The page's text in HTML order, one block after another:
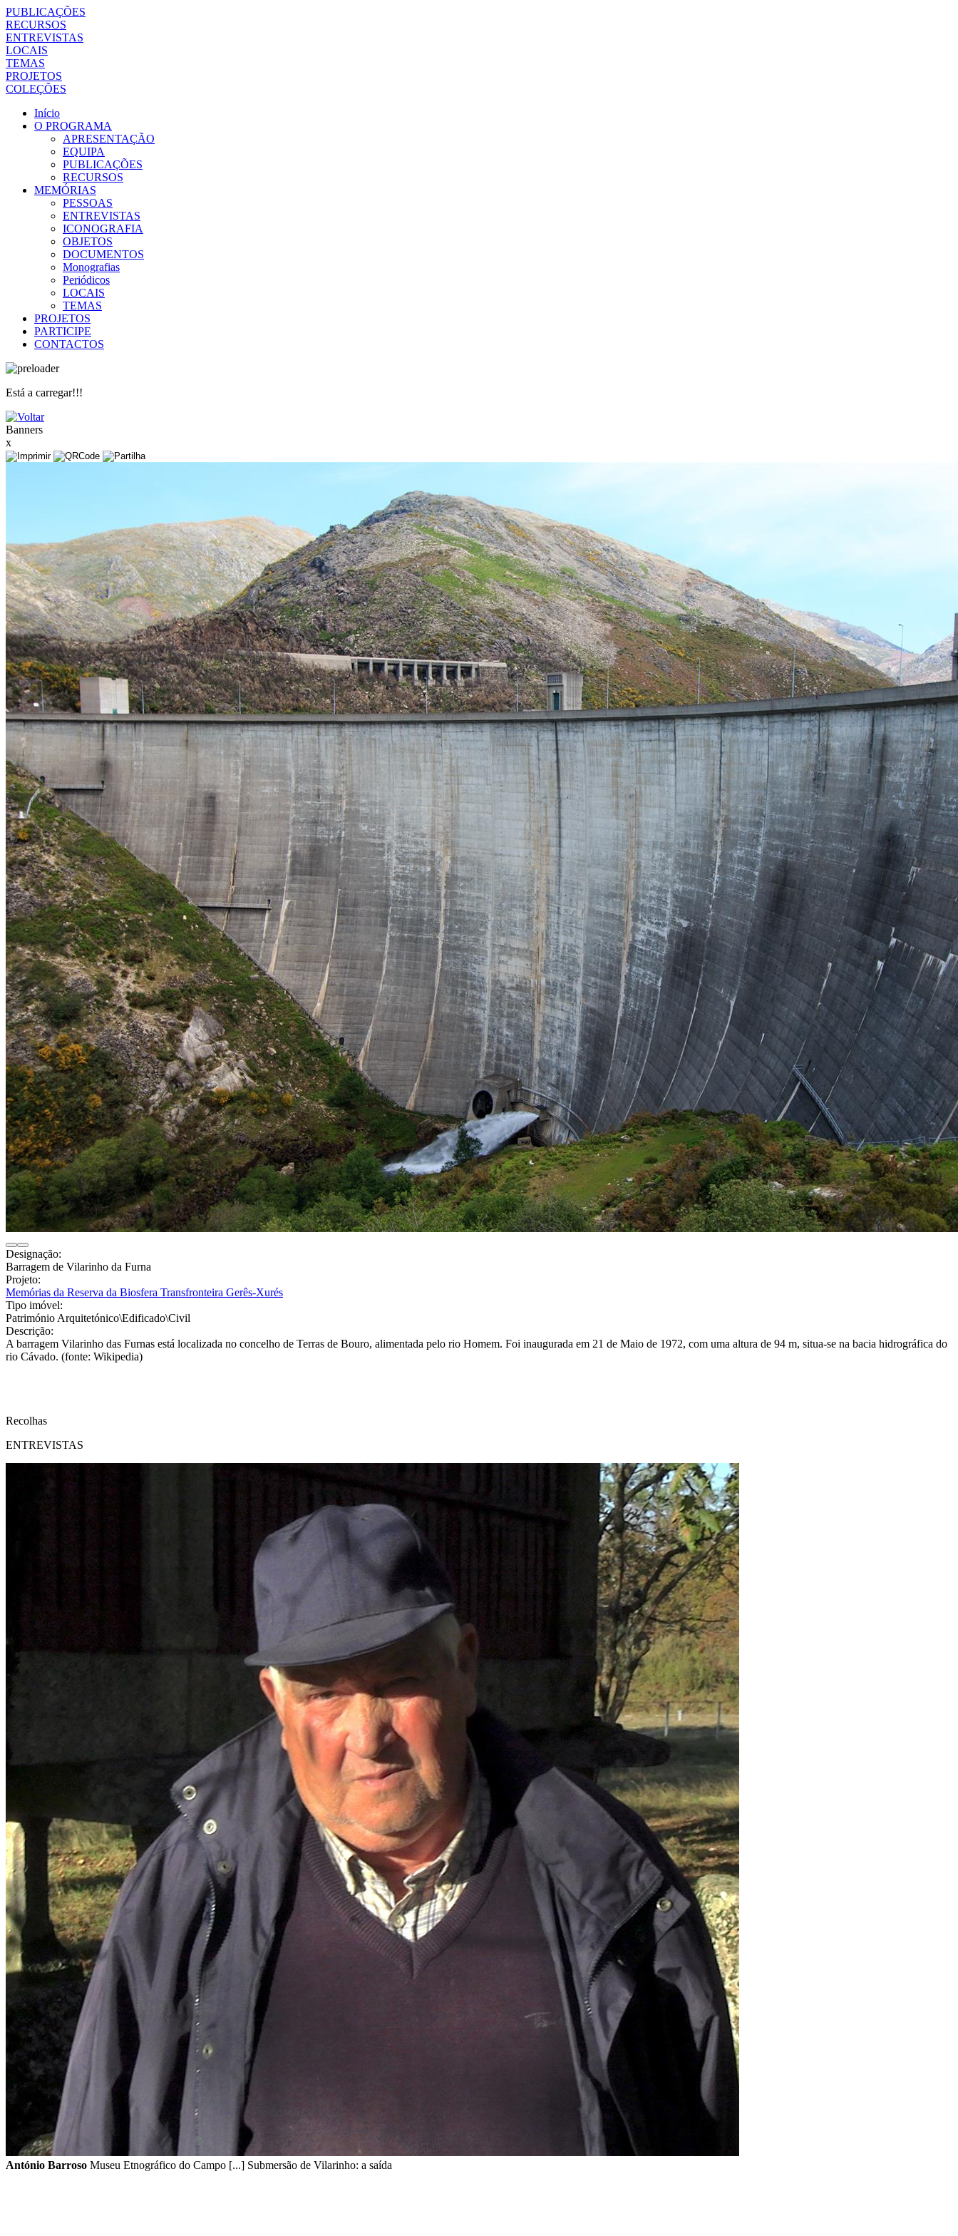
PUBLICAÇÕES
RECURSOS
ENTREVISTAS
LOCAIS
TEMAS
PROJETOS
COLEÇÕES
Início
O PROGRAMA
APRESENTAÇÃO
EQUIPA
PUBLICAÇÕES
RECURSOS
MEMÓRIAS
PESSOAS
ENTREVISTAS
ICONOGRAFIA
OBJETOS
DOCUMENTOS
Monografias
Periódicos
LOCAIS
TEMAS
PROJETOS
PARTICIPE
CONTACTOS
Está a carregar!!!
Banners
x
Designação:
Barragem de Vilarinho da Furna
Projeto:
Memórias da Reserva da Biosfera Transfronteira Gerês-Xurés
Tipo imóvel:
Património Arquitetónico\Edificado\Civil
Descrição:
A barragem Vilarinho das Furnas está localizada no concelho de Terras de Bouro, alimentada pelo rio Homem. Foi inaugurada em 21 de Maio de 1972, com uma altura de 94 m, situa-se na bacia hidrográfica do
rio Cávado. (fonte: Wikipedia)
Recolhas
ENTREVISTAS
António Barroso Museu Etnográfico do Campo [...] Submersão de Vilarinho: a saída